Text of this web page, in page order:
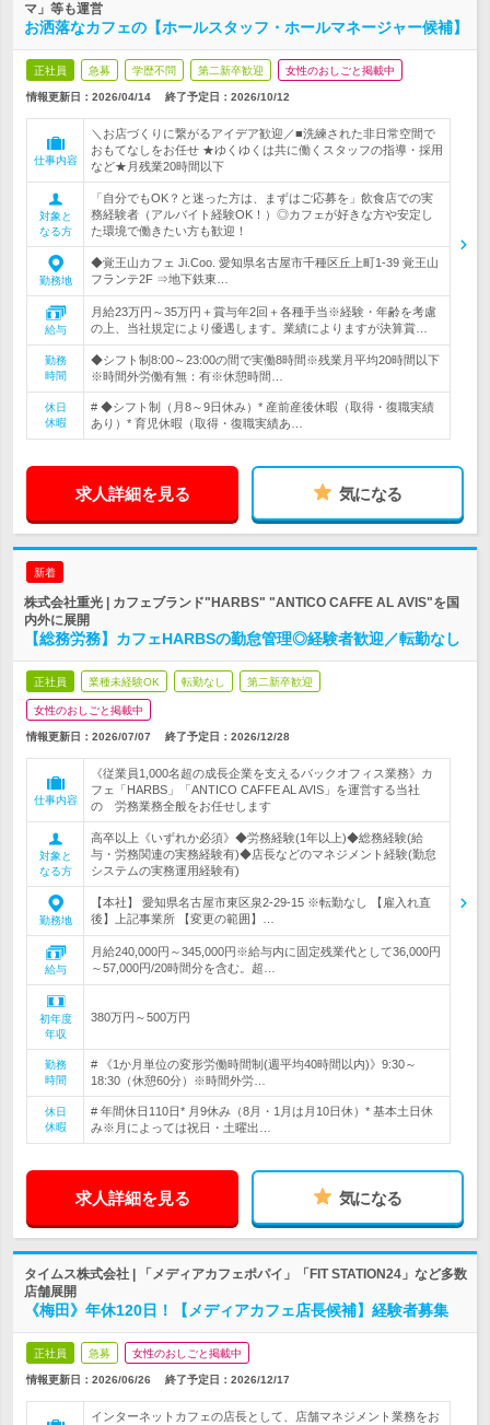
マ」等も運営
お洒落なカフェの【ホールスタッフ・ホールマネージャー候補】
正社員 急募 学歴不問 第二新卒歓迎 女性のおしごと掲載中
情報更新日：2026/04/14 終了予定日： 2026/10/12
仕事内容
＼お店づくりに繋がるアイデア歓迎／■洗練された非日常空間で
おもてなしをお任せ ★ゆくゆくは共に働くスタッフの指導・採用
など★月残業20時間以下
対象と
なる方
「自分でもOK？と迷った方は、まずはご応募を」飲食店での実
務経験者（アルバイト経験OK！）◎カフェが好きな方や安定し
た環境で働きたい方も歓迎！
勤務地
◆覚王山カフェ Ji.Coo. 愛知県名古屋市千種区丘上町1-39 覚王山
フランテ2F ⇒地下鉄東…
給与
月給23万円～35万円＋賞与年2回＋各種手当※経験・年齢を考慮
の上、当社規定により優遇します。業績によりますが決算賞…
勤務
時間
◆シフト制8:00～23:00の間で実働8時間※残業月平均20時間以下
※時間外労働有無：有※休憩時間…
休日
休暇
# ◆シフト制（月8～9日休み）* 産前産後休暇（取得・復職実績
あり）* 育児休暇（取得・復職実績あ…
求人詳細を見る 気になる
新着
株式会社重光 | カフェブランド"HARBS" "ANTICO CAFFE AL AVIS"を国
内外に展開
【総務労務】カフェHARBSの勤怠管理◎経験者歓迎／転勤なし
正社員 業種未経験OK 転勤なし 第二新卒歓迎
女性のおしごと掲載中
情報更新日：2026/07/07 終了予定日： 2026/12/28
仕事内容
《従業員1,000名超の成長企業を支えるバックオフィス業務》カ
フェ「HARBS」「ANTICO CAFFE AL AVIS」を運営する当社
の 労務業務全般をお任せします
対象と
なる方
高卒以上《いずれか必須》◆労務経験(1年以上)◆総務経験(給
与・労務関連の実務経験有)◆店長などのマネジメント経験(勤怠
システムの実務運用経験有)
勤務地
【本社】 愛知県名古屋市東区泉2-29-15 ※転勤なし 【雇入れ直
後】上記事業所 【変更の範囲】…
給与
月給240,000円～345,000円※給与内に固定残業代として36,000円
～57,000円/20時間分を含む。超…
初年度
年収
380万円～500万円
勤務
時間
# 《1か月単位の変形労働時間制(週平均40時間以内)》9:30～
18:30（休憩60分）※時間外労…
休日
休暇
# 年間休日110日* 月9休み（8月・1月は月10日休）* 基本土日休
み※月によっては祝日・土曜出…
求人詳細を見る 気になる
タイムス株式会社 | 「メディアカフェポパイ」「FIT STATION24」など多数
店舗展開
《梅田》年休120日！【メディアカフェ店長候補】経験者募集
正社員 急募 女性のおしごと掲載中
情報更新日：2026/06/26 終了予定日： 2026/12/17
インターネットカフェの店長として、店舗マネジメント業務をお